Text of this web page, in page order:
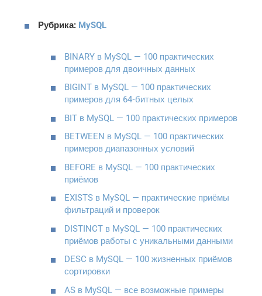
Рубрика: MySQL
BINARY в MySQL — 100 практических
примеров для двоичных данных
BIGINT в MySQL — 100 практических
примеров для 64‑битных целых
BIT в MySQL — 100 практических примеров
BETWEEN в MySQL — 100 практических
примеров диапазонных условий
BEFORE в MySQL — 100 практических
приёмов
EXISTS в MySQL — практические приёмы
фильтраций и проверок
DISTINCT в MySQL — 100 практических
приёмов работы с уникальными данными
DESC в MySQL — 100 жизненных приёмов
сортировки
AS в MySQL — все возможные примеры